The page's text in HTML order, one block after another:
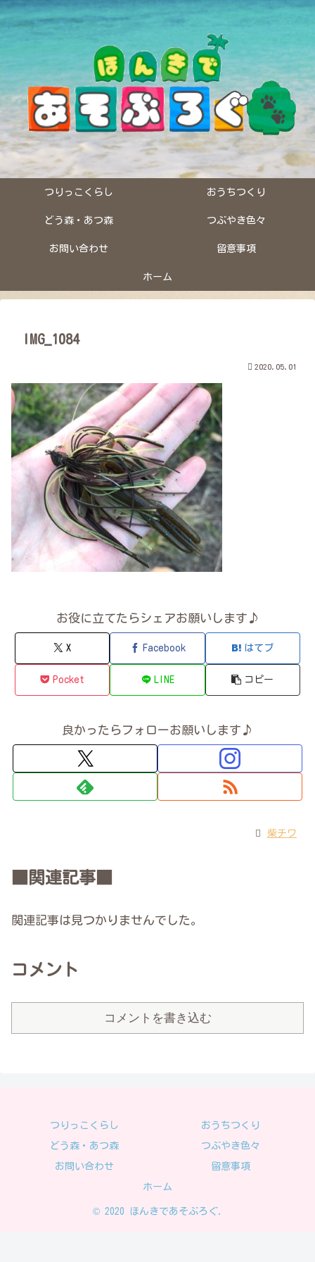
つりっこくらし おうちつくり
どう森・あつ森 つぶやき色々
お問い合わせ 留意事項
ホーム
IMG_1084
2020.05.01
お役に立てたらシェアお願いします♪
X Facebook はてブ
Pocket LINE コピー
良かったらフォローお願いします♪
柴チワ
■関連記事■
関連記事は見つかりませんでした。
コメント
コメントを書き込む
つりっこくらし おうちつくり
どう森・あつ森 つぶやき色々
お問い合わせ 留意事項
ホーム
© 2020 ほんきであそぶろぐ.